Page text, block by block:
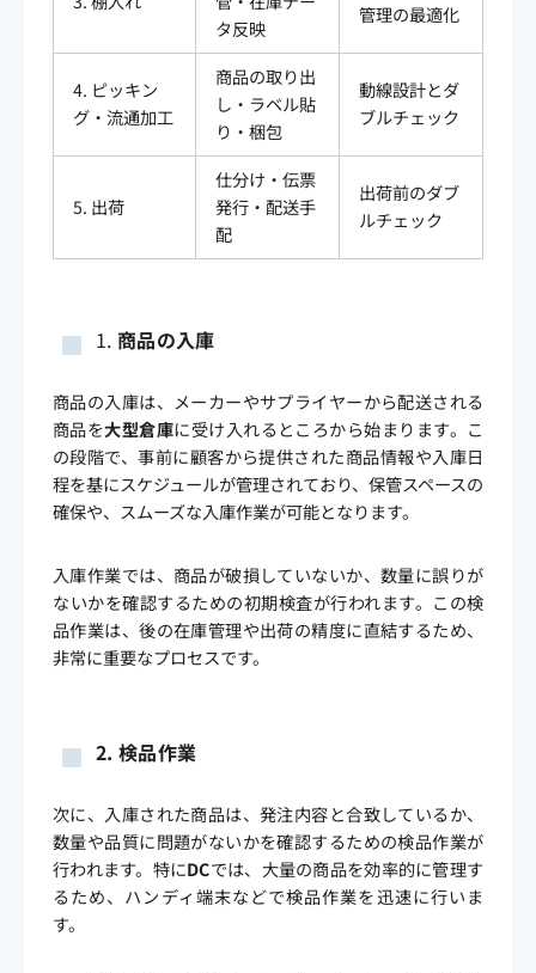
タ反映
管理の最適化
4. ピッキン
グ・流通加工
商品の取り出
し・ラベル貼
り・梱包
動線設計とダ
ブルチェック
5. 出荷
仕分け・伝票
発行・配送手
配
出荷前のダブ
ルチェック
1. 商品の入庫
商品の入庫は、メーカーやサプライヤーから配送される
商品を大型倉庫に受け入れるところから始まります。こ
の段階で、事前に顧客から提供された商品情報や入庫日
程を基にスケジュールが管理されており、保管スペースの
確保や、スムーズな入庫作業が可能となります。
入庫作業では、商品が破損していないか、数量に誤りが
ないかを確認するための初期検査が行われます。この検
品作業は、後の在庫管理や出荷の精度に直結するため、
非常に重要なプロセスです。
2. 検品作業
次に、入庫された商品は、発注内容と合致しているか、
数量や品質に問題がないかを確認するための検品作業が
行われます。特にDCでは、大量の商品を効率的に管理す
るため、ハンディ端末などで検品作業を迅速に行いま
す。